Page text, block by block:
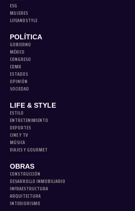
ESG
MUJERES
LIFEANDSTYLE
POLÍTICA
GOBIERNO
MÉXICO
CONGRESO
CDMX
ESTADOS
OPINIÓN
SOCIEDAD
LIFE & STYLE
ESTILO
ENTRETENIMIENTO
DEPORTES
CINE Y TV
MÚSICA
VIAJES Y GOURMET
OBRAS
CONSTRUCCIÓN
DESARROLLO INMOBILIARIO
INFRAESTRUCTURA
ARQUITECTURA
INTERIORISMO